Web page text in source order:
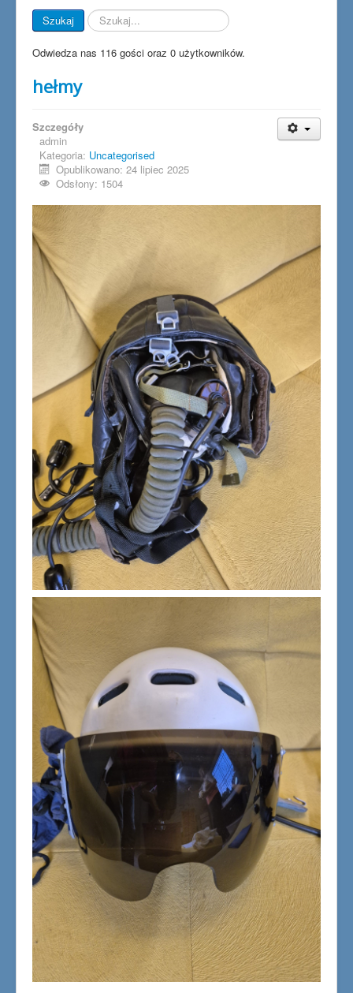
Szukaj Szukaj...
Odwiedza nas 116 gości oraz 0 użytkowników.
hełmy
Szczegóły
admin
Kategoria: Uncategorised
Opublikowano: 24 lipiec 2025
Odsłony: 1504